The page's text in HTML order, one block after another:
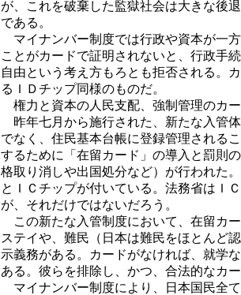
が、これを破棄した監獄社会は大きな後
である。
マイナンバー制度では行政や資本が一
ことがカードで証明されないと、行政手
自由という考え方もろとも拒否される。
るＩＤチップ同様のものだ。
権力と資本の人民支配、強制管理のカ
昨年七月から施行された、新たな入管
でなく、住民基本台帳に登録管理される
するために「在留カード」の導入と罰則
格取り消しや出国処分など）が行われた
とＩＣチップが付いている。法務省はＩ
が、それだけではないだろう。
この新たな入管制度において、在留カ
ステイや、難民（日本は難民をほとんど
示義務がある。カードがなければ、就学
ある。彼らを排除し、かつ、合法的なカ
マイナンバー制度により、日本国民全